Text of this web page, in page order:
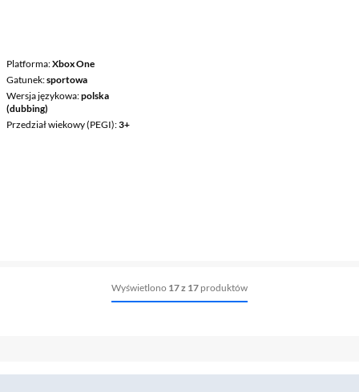
Platforma Xbox One
Gatunek sportowa
Wersja językowa polska
(dubbing)
Przedział wiekowy (PEGI) 3+
Wyświetlono 17 z 17 produktów